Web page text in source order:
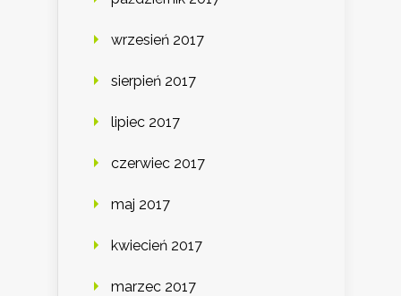
wrzesień 2017
sierpień 2017
lipiec 2017
czerwiec 2017
maj 2017
kwiecień 2017
marzec 2017